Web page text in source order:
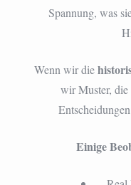
Spannung, was
Wenn wir die
wir Muster, die
Einige